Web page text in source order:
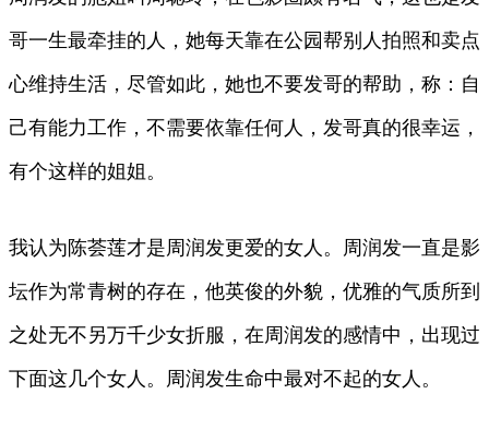
哥一生最牵挂的人，她每天靠在公园帮别人拍照和卖点
心维持生活，尽管如此，她也不要发哥的帮助，称：自
己有能力工作，不需要依靠任何人，发哥真的很幸运，
有个这样的姐姐。
我认为陈荟莲才是周润发更爱的女人。周润发一直是影
坛作为常青树的存在，他英俊的外貌，优雅的气质所到
之处无不另万千少女折服，在周润发的感情中，出现过
下面这几个女人。周润发生命中最对不起的女人。